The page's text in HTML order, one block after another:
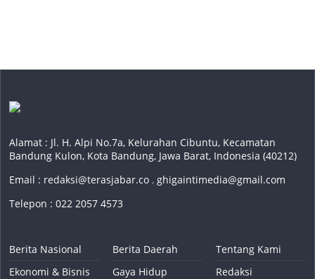
Alamat : Jl. H. Alpi No.7a, Kelurahan Cibuntu, Kecamatan
Bandung Kulon, Kota Bandung, Jawa Barat, Indonesia (40212)
Email : redaksi@terasjabar.co ,ghigaintimedia@gmail.com
Telepon : 022 2057 4573
Berita Nasional
Ekonomi & Bisnis
Berita Daerah
Gaya Hidup
Tentang Kami
Redaksi